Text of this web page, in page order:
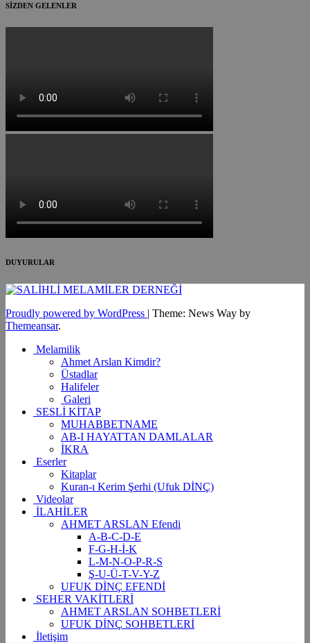
SİZDEN GELENLER
DUYURULAR
Proudly powered by WordPress | Theme: News Way by
Themeansar.
Melamilik
Ahmet Arslan Kimdir?
Üstadlar
Halifeler
Galeri
SESLİ KİTAP
MUHABBETNAME
AB-I HAYATTAN DAMLALAR
İKRA
Eserler
Kitaplar
Kuran-ı Kerim Şerhi (Ufuk DİNÇ)
Videolar
İLAHİLER
AHMET ARSLAN Efendi
A-B-C-D-E
F-G-H-İ-K
L-M-N-O-P-R-S
Ş-U-Ü-T-V-Y-Z
UFUK DİNÇ EFENDİ
SEHER VAKİTLERİ
AHMET ARSLAN SOHBETLERİ
UFUK DİNÇ SOHBETLERİ
İletişim